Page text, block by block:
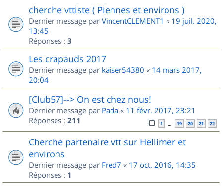
cherche vttiste ( Piennes et environs )
Dernier message par VincentCLEMENT1 « 19 juil. 2020,
13:45
Réponses : 3
Les crapauds 2017
Dernier message par kaiser54380 « 14 mars 2017,
20:04
[Club57]--> On est chez nous!
Dernier message par Pada « 11 févr. 2017, 23:21
Réponses : 211 1 … 19 20 21 22
Cherche partenaire vtt sur Hellimer et
environs
Dernier message par Fred7 « 17 oct. 2016, 14:35
Réponses : 1